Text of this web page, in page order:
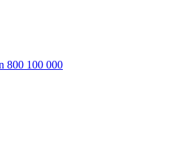
800 100 000